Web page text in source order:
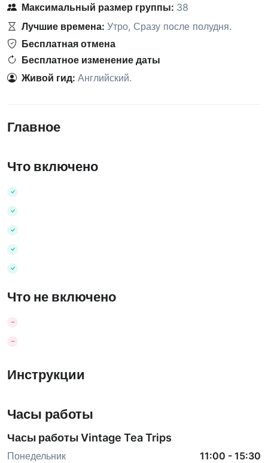
Максимальный размер группы: 38
Лучшие времена: Утро, Сразу после полудня.
Бесплатная отмена
Бесплатное изменение даты
Живой гид: Английский.
Главное
Что включено
Что не включено
Инструкции
Часы работы
Часы работы Vintage Tea Trips
Понедельник 11:00 - 15:30